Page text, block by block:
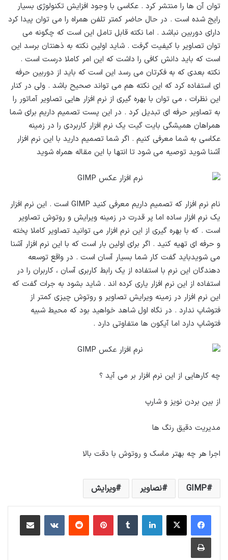
توان آن ها را منتشر کرد . عکاسی با وجود افزایش تکنولوژی بسیار
رایج شده است . در حال حاضر کمتر تلفن همراه را می توان پیدا کرد
دارای دوربین نباشد . اما نکته قابل تامل این است که چگونه می
توان تصاویر با کیفیت گرفت . شاید اولین نکته به ذهنتان برسد این
است که باید دانش کافی را داشت که این امر کاملا درست است .
نکته بعدی که به فکرتان می رسد این است که باید از دوربین حرفه
ای استفاده کرد که این نکته هم می تواند صحیح باشد . ولی در کنار
این نظرات ، می توان با بهره گیری از نرم افزار هایی تصاویر آماتور را
به تصاویر حرفه ای تبدیل کرد . در این پست تصمیم داریم برای شما
همراهان همیشگی بایت گیت یک نرم افزار کاربردی را در زمینه
عکاسی به شما معرفی کنیم . اگر شما تصمیم دارید با این نرم افزار
آشنا شوید توصیه می شود تا انتها با این مقاله همراه شوید
نام نرم افزار که تصمیم داریم معرفی کنید GIMP است . این نرم افزار
یک نرم افزار ساده اما پر قدرت در زمینه ویرایش و روتوش تصاویر
است . که با بهره گیری از این نرم افزار می توانید تصاویر کاملا پخته
و حرفه ای تهیه کنید . اگر برای اولین بار است که با این نرم افزار آشنا
می شویدباید گفت کار شما بسیار آسان است . در واقع توسعه
دهندگان این نرم با استفاده از یک رابط کاربری آسان ، کاربران را در
استفاده از این نرم افزار یاری کرده اند . شاید بشود به جرات گفت که
این نرم افزار در زمینه ویرایش تصاویر و روتوش چیزی کمتر از
فتوشاپ ندارد . در نگاه اول شاهد خواهید بود که محیط شبیه
فتوشاپ دارد اما آیکون ها متفاوتی دارد .
چه کارهایی از این نرم افزار بر می آید ؟
از بین بردن نویز و شارپ
مدیریت دقیق رنگ ها
اجرا هر چه بهتر ماسک و روتوش با دقت بالا
GIMP نصاوير ويرايش
لینکداینتامبلر پینتریستReddit
VKontakteاشتراک گذاری با ایمیل
چاپ